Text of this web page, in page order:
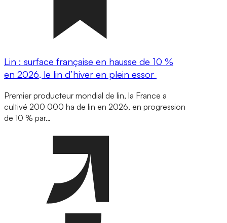
Lin : surface française en hausse de 10 %
en 2026, le lin d’hiver en plein essor
Premier producteur mondial de lin, la France a
cultivé 200 000 ha de lin en 2026, en progression
de 10 % par…